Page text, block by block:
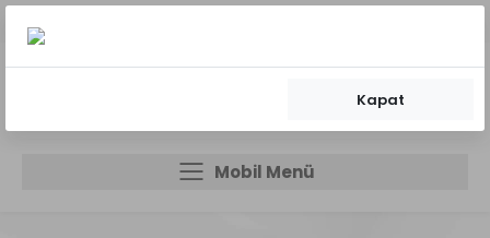
Mobil Menü
Mobil Menü
Kapat